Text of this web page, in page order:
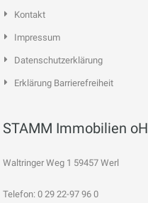
Kontakt
Impressum
Datenschutzerklärung
Erklärung Barrierefreiheit
STAMM Immobilien
Waltringer Weg 1 59457 Werl
Telefon: 0 29 22-97 96 0